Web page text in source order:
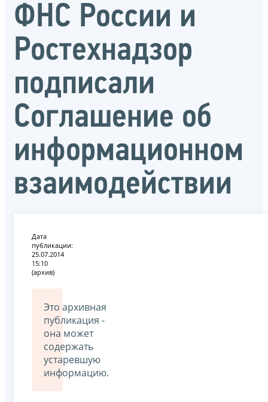
ФНС России и
Ростехнадзор
подписали
Соглашение об
информационном
взаимодействии
Дата
публикации:
25.07.2014
15:10
(архив)
Это архивная
публикация -
она может
содержать
устаревшую
информацию.